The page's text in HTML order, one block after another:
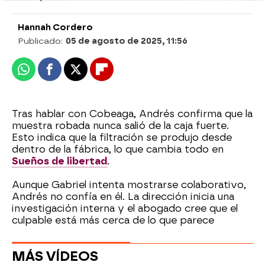
Hannah Cordero
Publicado: 05 de agosto de 2025, 11:56
WhatsappFacebook
X Flipboard
Tras hablar con Cobeaga, Andrés confirma que la
muestra robada nunca salió de la caja fuerte.
Esto indica que la filtración se produjo desde
dentro de la fábrica, lo que cambia todo en
Sueños de libertad .
Aunque Gabriel intenta mostrarse colaborativo,
Andrés no confía en él. La dirección inicia una
investigación interna y el abogado cree que el
culpable está más cerca de lo que parece
MÁS VÍDEOS